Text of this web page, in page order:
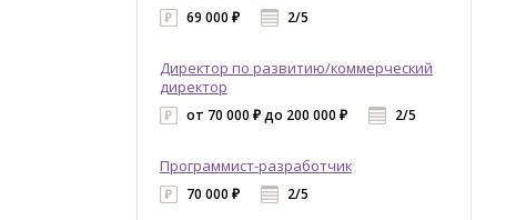
69 000 ₽ 2/5
Директор по развитию/коммерческий
директор
от 70 000 ₽ до 200 000 ₽ 2/5
Программист-разработчик
70 000 ₽ 2/5